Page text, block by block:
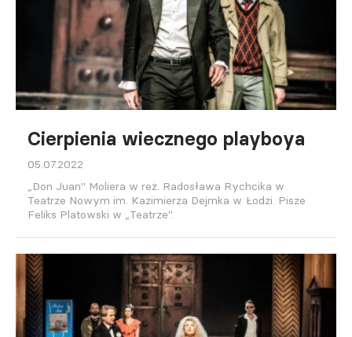
Cierpienia wiecznego playboya
05.07.2022
„Don Juan" Moliera w reż. Radosława Rychcika w
Teatrze Nowym im. Kazimierza Dejmka w Łodzi. Pisze
Feliks Platowski w „Teatrze".